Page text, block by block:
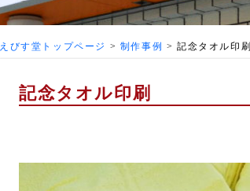
えびす堂トップページ > 制作事例 >記念タオル印刷
記念タオル印刷